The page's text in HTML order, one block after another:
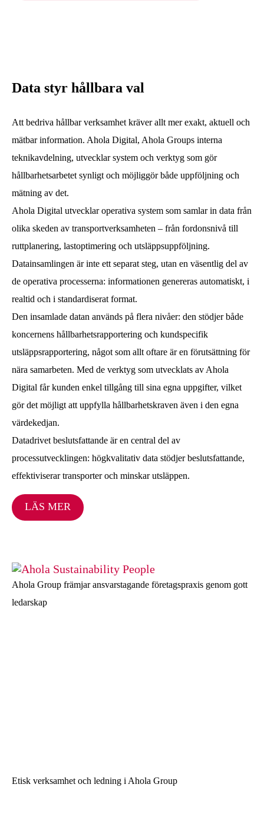
Data styr hållbara val
Att bedriva hållbar verksamhet kräver allt mer exakt, aktuell och
mätbar information. Ahola Digital, Ahola Groups interna
teknikavdelning, utvecklar system och verktyg som gör
hållbarhetsarbetet synligt och möjliggör både uppföljning och
mätning av det.
Ahola Digital utvecklar operativa system som samlar in data från
olika skeden av transportverksamheten – från fordonsnivå till
ruttplanering, lastoptimering och utsläppsuppföljning.
Datainsamlingen är inte ett separat steg, utan en väsentlig del av
de operativa processerna: informationen genereras automatiskt, i
realtid och i standardiserat format.
Den insamlade datan används på flera nivåer: den stödjer både
koncernens hållbarhetsrapportering och kundspecifik
utsläppsrapportering, något som allt oftare är en förutsättning för
nära samarbeten. Med de verktyg som utvecklats av Ahola
Digital får kunden enkel tillgång till sina egna uppgifter, vilket
gör det möjligt att uppfylla hållbarhetskraven även i den egna
värdekedjan.
Datadrivet beslutsfattande är en central del av
processutvecklingen: högkvalitativ data stödjer beslutsfattande,
effektiviserar transporter och minskar utsläppen.
LÄS MER
Ahola Group främjar ansvarstagande företagspraxis genom gott
ledarskap
Etisk verksamhet och ledning i Ahola Group